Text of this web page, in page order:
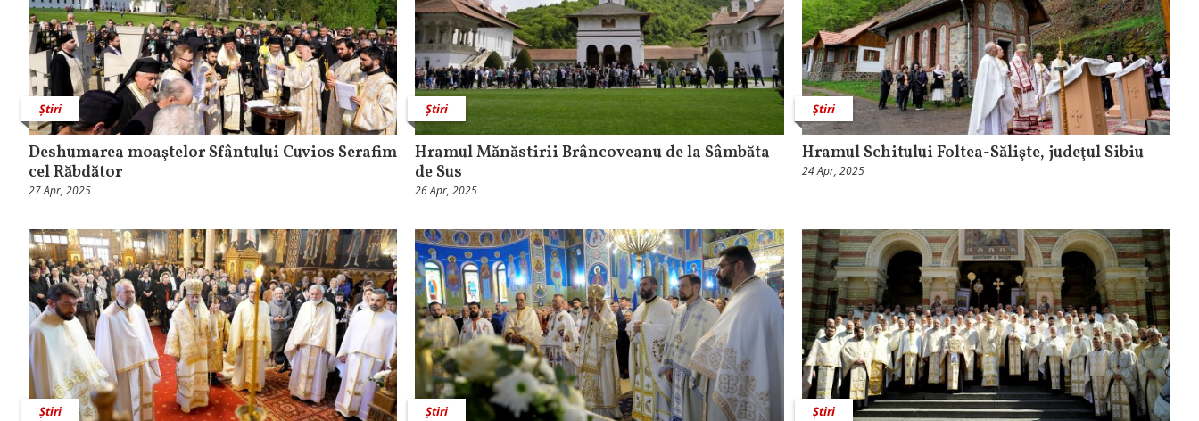
Știri
Deshumarea moaştelor Sfântului Cuvios Serafim
cel Răbdător
27 Apr, 2025
Știri
Hramul Mănăstirii Brâncoveanu de la Sâmbăta
de Sus
26 Apr, 2025
Știri
Hramul Schitului Foltea-Sălişte, judeţul Sibiu
24 Apr, 2025
Știri Știri Știri